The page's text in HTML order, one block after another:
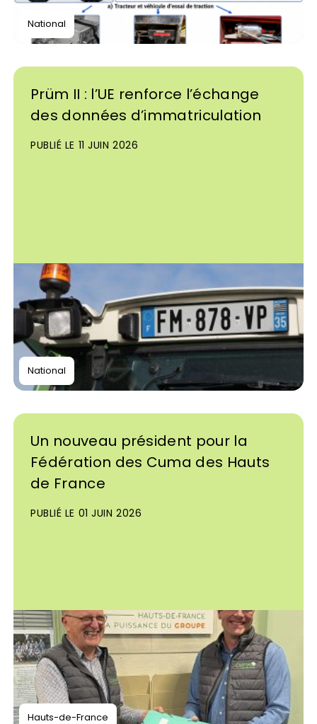
National
Prüm II : l’UE renforce l’échange
des données d’immatriculation
PUBLIÉ LE 11 JUIN 2026
National
Un nouveau président pour la
Fédération des Cuma des Hauts
de France
PUBLIÉ LE 01 JUIN 2026
Hauts-de-France